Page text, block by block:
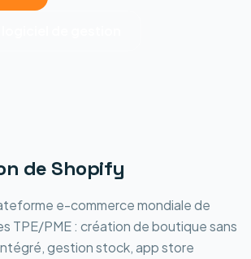
de Shopify
e-commerce mondiale de
TPE/PME : création de boutique sans
gestion stock, app store